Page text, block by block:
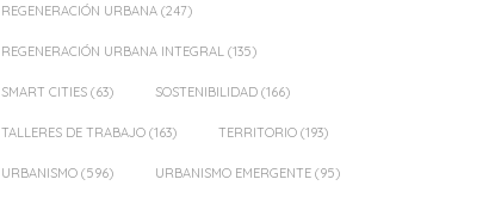
REGENERACIÓN URBANA (247)
REGENERACIÓN URBANA INTEGRAL (135)
SMART CITIES (63) SOSTENIBILIDAD (166)
TALLERES DE TRABAJO (163) TERRITORIO (193)
URBANISMO (596) URBANISMO EMERGENTE (95)